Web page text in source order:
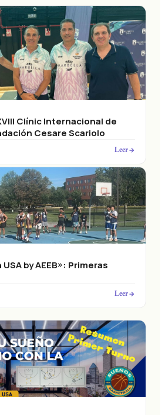
Clínic Internacional de
Cesare Scariolo
Leer
by AEEB»: Primeras
Leer